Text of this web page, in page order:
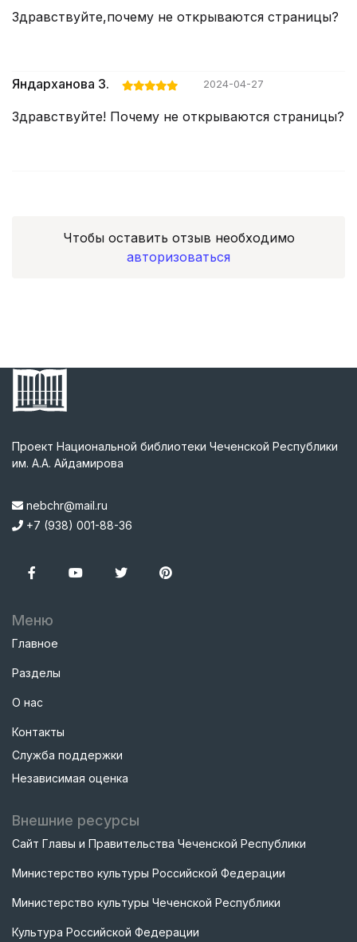
Здравствуйте,почему не открываются страницы?
Яндарханова З. 2024-04-27
Здравствуйте! Почему не открываются страницы?
Чтобы оставить отзыв необходимо
авторизоваться
Проект Национальной библиотеки Чеченской Республики
им. А.А. Айдамирова
nebchr@mail.ru
+7 (938) 001-88-36
Меню
Главное
Разделы
О нас
Контакты
Служба поддержки
Независимая оценка
Внешние ресурсы
Сайт Главы и Правительства Чеченской Республики
Министерство культуры Российской Федерации
Министерство культуры Чеченской Республики
Культура Российской Федерации